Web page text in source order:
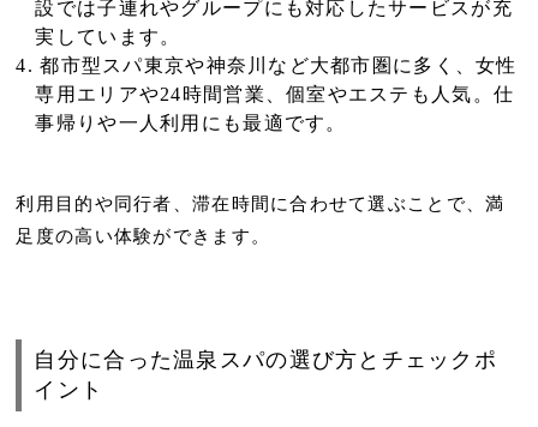
設では子連れやグループにも対応したサービスが充
実しています。
都市型スパ東京や神奈川など大都市圏に多く、女性
専用エリアや24時間営業、個室やエステも人気。仕
事帰りや一人利用にも最適です。
利用目的や同行者、滞在時間に合わせて選ぶことで、満
足度の高い体験ができます。
自分に合った温泉スパの選び方とチェックポ
イント